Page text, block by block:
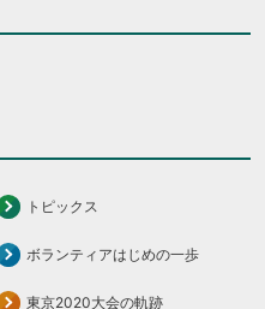
トピックス
ボランティアはじめの一歩
東京2020大会の軌跡